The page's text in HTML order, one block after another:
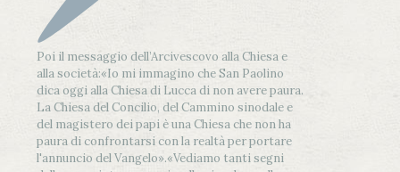
Poi il messaggio dell’Arcivescovo alla Chiesa e
alla società:«Io mi immagino che San Paolino
dica oggi alla Chiesa di Lucca di non avere paura.
La Chiesa del Concilio, del Cammino sinodale e
del magistero dei papi è una Chiesa che non ha
paura di confrontarsi con la realtà per portare
l'annuncio del Vangelo».«Vediamo tanti segni